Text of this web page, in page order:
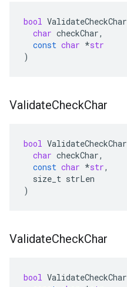
bool ValidateCheckChar
char checkChar,
const char *str
)
ValidateCheckChar
bool ValidateCheckChar
char checkChar,
const char *str,
size_t strLen
)
ValidateCheckChar
bool ValidateCheckChar